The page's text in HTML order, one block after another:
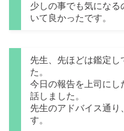
少しの事でも気になる
いて良かったです。
先生、先ほどは鑑定し
た。
今日の報告を上司にし
話しました。
先生のアドバイス通り
す。